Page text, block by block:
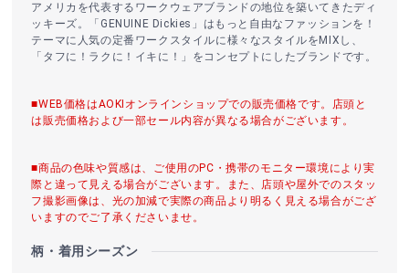
アメリカを代表するワークウェアブランドの地位を築いてきたディ
ッキーズ。「GENUINE Dickies」はもっと自由なファッションを！
テーマに人気の定番ワークスタイルに様々なスタイルをMIXし、
「タフに！ラクに！イキに！」をコンセプトにしたブランドです。
■WEB価格はAOKIオンラインショップでの販売価格です。店頭と
は販売価格および一部セール内容が異なる場合がございます。
■商品の色味や質感は、ご使用のPC・携帯のモニター環境により実
際と違って見える場合がございます。また、店頭や屋外でのスタッ
フ撮影画像は、光の加減で実際の商品より明るく見える場合がござ
いますのでご了承くださいませ。
柄・着用シーズン